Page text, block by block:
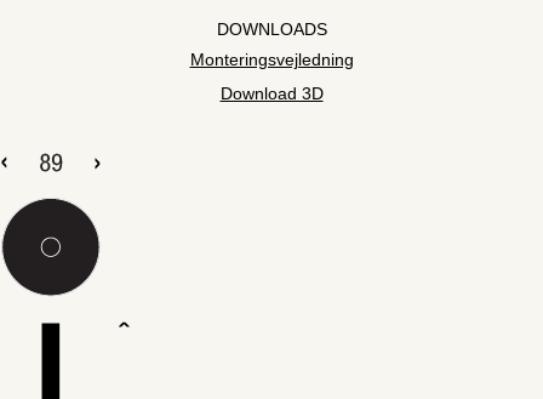
DOWNLOADS
Monteringsvejledning
Download 3D